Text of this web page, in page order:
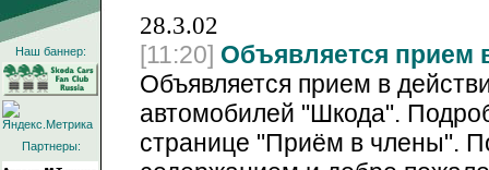
Наш баннер:
Партнеры:
28.3.02
[11:20] Объявляется прием
Объявляется прием в
автомобилей "Шкода".
странице "Приём в члены".